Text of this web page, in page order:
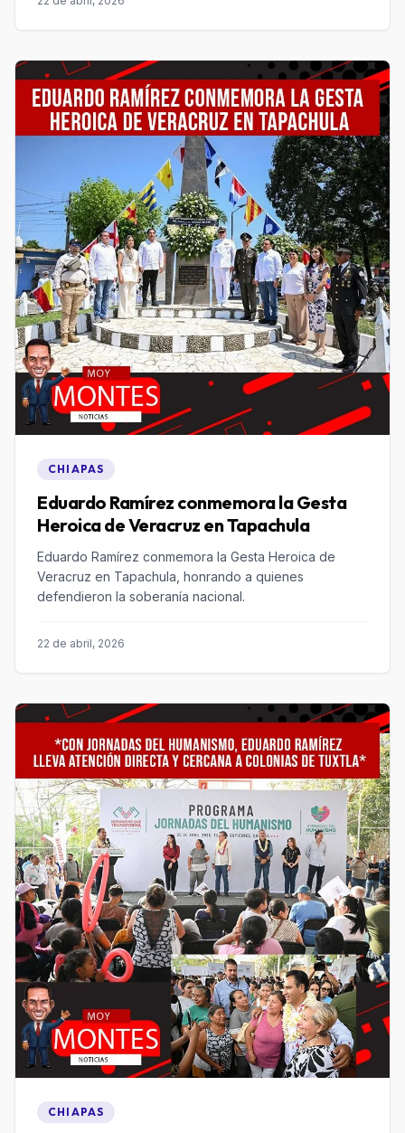
CHIAPAS
Eduardo Ramírez conmemora la Gesta
Eduardo Ramírez conmemora la Gesta Heroica de
Veracruz en Tapachula, honrando a quienes
defendieron la soberanía nacional.
22 de abril, 2026
CHIAPAS